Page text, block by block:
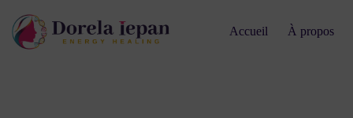
Accueil À propos